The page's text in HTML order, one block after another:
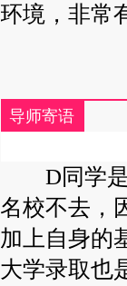
环境，非常
导师寄语
D同学是
名校不去，
加上自身的
大学录取也